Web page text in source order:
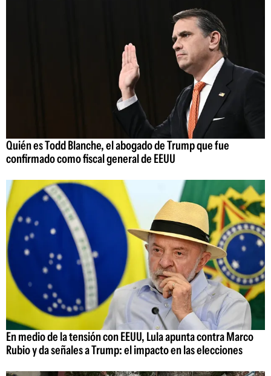
Quién es Todd Blanche, el abogado de Trump que fue
confirmado como fiscal general de EEUU
En medio de la tensión con EEUU, Lula apunta contra Marco
Rubio y da señales a Trump: el impacto en las elecciones